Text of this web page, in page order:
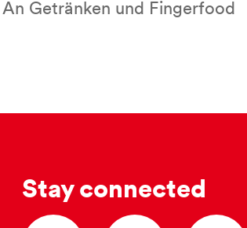
Getränken und Fingerfood
Stay connected